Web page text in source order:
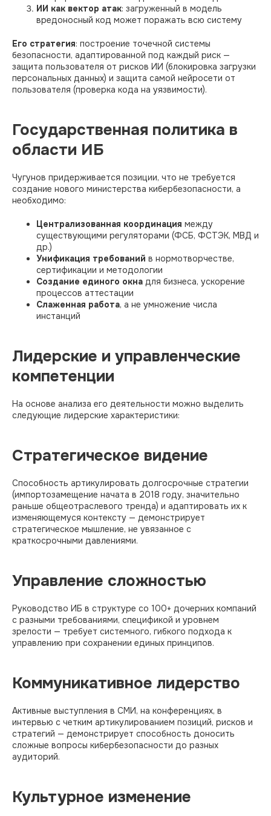
ИИ как вектор атак: загруженный в модель
вредоносный код может поражать всю систему
Его стратегия: построение точечной системы
безопасности, адаптированной под каждый риск —
защита пользователя от рисков ИИ (блокировка загрузки
персональных данных) и защита самой нейросети от
пользователя (проверка кода на уязвимости).
Государственная политика в
области ИБ
Чугунов придерживается позиции, что не требуется
создание нового министерства кибербезопасности, а
необходимо:​
Централизованная координация между
существующими регуляторами (ФСБ, ФСТЭК, МВД и
др.)
Унификация требований в нормотворчестве,
сертификации и методологии
Создание единого окна для бизнеса, ускорение
процессов аттестации
Слаженная работа, а не умножение числа
инстанций
Лидерские и управленческие
компетенции
На основе анализа его деятельности можно выделить
следующие лидерские характеристики:
Стратегическое видение
Способность артикулировать долгосрочные стратегии
(импортозамещение начата в 2018 году, значительно
раньше общеотраслевого тренда) и адаптировать их к
изменяющемуся контексту — демонстрирует
стратегическое мышление, не увязанное с
краткосрочными давлениями.​
Управление сложностью
Руководство ИБ в структуре со 100+ дочерних компаний
с разными требованиями, спецификой и уровнем
зрелости — требует системного, гибкого подхода к
управлению при сохранении единых принципов.
Коммуникативное лидерство
Активные выступления в СМИ, на конференциях, в
интервью с четким артикулированием позиций, рисков и
стратегий — демонстрирует способность доносить
сложные вопросы кибербезопасности до разных
аудиторий.
Культурное изменение